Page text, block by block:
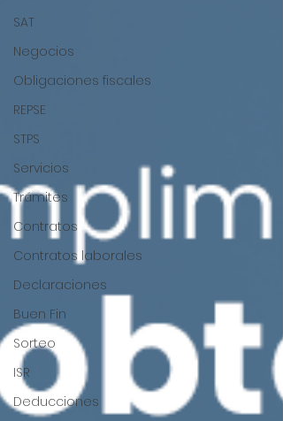
SAT
Negocios
Obligaciones fiscales
REPSE
STPS
Servicios
Trámites
Contratos
Contratos laborales
Declaraciones
Buen Fin
Sorteo
ISR
Deducciones